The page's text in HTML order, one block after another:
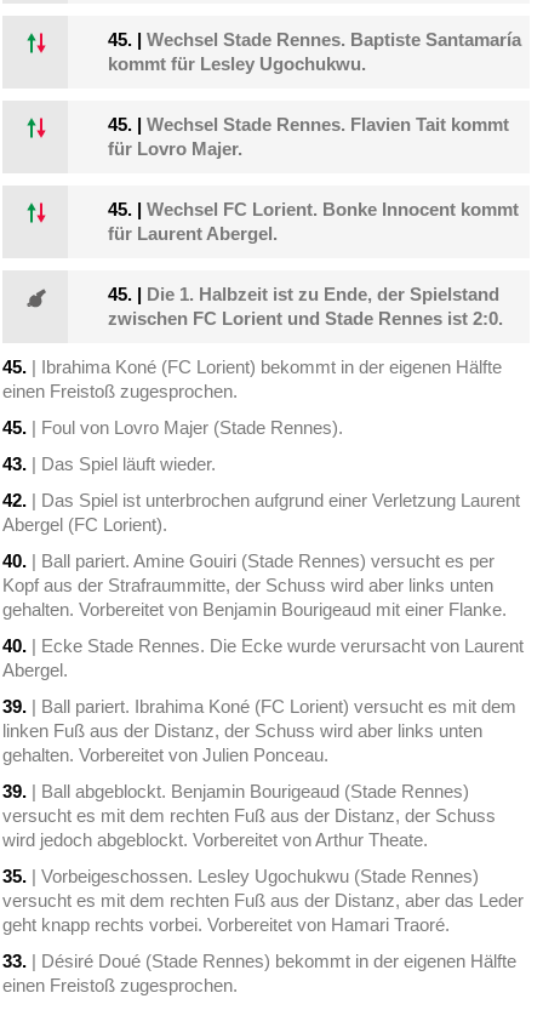
45. |Wechsel Stade Rennes. Baptiste Santamaría
kommt für Lesley Ugochukwu.
45. |Wechsel Stade Rennes. Flavien Tait kommt
für Lovro Majer.
45. |Wechsel FC Lorient. Bonke Innocent kommt
für Laurent Abergel.
45. | Die 1. Halbzeit ist zu Ende, der Spielstand
zwischen FC Lorient und Stade Rennes ist 2:0.
45. | Ibrahima Koné (FC Lorient) bekommt in der eigenen Hälfte
einen Freistoß zugesprochen.
45. | Foul von Lovro Majer (Stade Rennes).
43. | Das Spiel läuft wieder.
42. | Das Spiel ist unterbrochen aufgrund einer Verletzung Laurent
Abergel (FC Lorient).
40. | Ball pariert. Amine Gouiri (Stade Rennes) versucht es per
Kopf aus der Strafraummitte, der Schuss wird aber links unten
gehalten. Vorbereitet von Benjamin Bourigeaud mit einer Flanke.
40. | Ecke Stade Rennes. Die Ecke wurde verursacht von Laurent
Abergel.
39. | Ball pariert. Ibrahima Koné (FC Lorient) versucht es mit dem
linken Fuß aus der Distanz, der Schuss wird aber links unten
gehalten. Vorbereitet von Julien Ponceau.
39. | Ball abgeblockt. Benjamin Bourigeaud (Stade Rennes)
versucht es mit dem rechten Fuß aus der Distanz, der Schuss
wird jedoch abgeblockt. Vorbereitet von Arthur Theate.
35. | Vorbeigeschossen. Lesley Ugochukwu (Stade Rennes)
versucht es mit dem rechten Fuß aus der Distanz, aber das Leder
geht knapp rechts vorbei. Vorbereitet von Hamari Traoré.
33. | Désiré Doué (Stade Rennes) bekommt in der eigenen Hälfte
einen Freistoß zugesprochen.